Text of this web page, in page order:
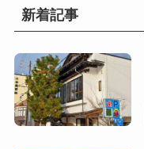
新着記事